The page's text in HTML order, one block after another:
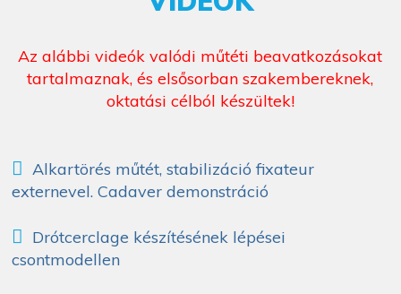
Az alábbi videók valódi műtéti beavatkozásokat
tartalmaznak, és elsősorban szakembereknek,
oktatási célból készültek!
Alkartörés műtét, stabilizáció fixateur
externevel. Cadaver demonstráció
Drótcerclage készítésének lépései
csontmodellen